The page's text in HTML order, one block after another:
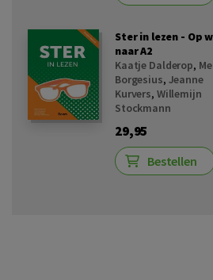
Ster in lezen - Op
naar A2
Kaatje Dalderop,
Borgesius, Jeanne
Kurvers, Willemijn
Stockmann
29,95
Bestellen